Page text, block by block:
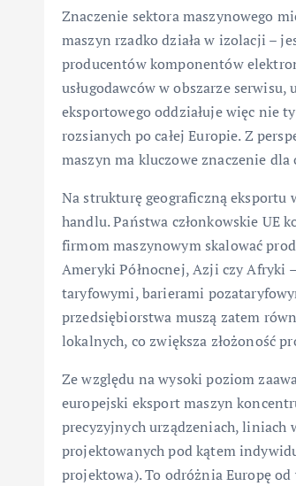
Znaczenie sektora maszynowego
maszyn rzadko działa w izolacji –
producentów komponentów
usługodawców w obszarze
eksportowego oddziałuje więc nie
rozsianych po całej Europie. Z
maszyn ma kluczowe znaczenie
Na strukturę geograficzną
handlu. Państwa członkowskie UE
firmom maszynowym skalować
Ameryki Północnej, Azji czy Afryki
taryfowymi, barierami
przedsiębiorstwa muszą zatem
lokalnych, co zwiększa złożoność
Ze względu na wysoki poziom
europejski eksport maszyn
precyzyjnych urządzeniach, liniach
projektowanych pod kątem
projektowa). To odróżnia Europę